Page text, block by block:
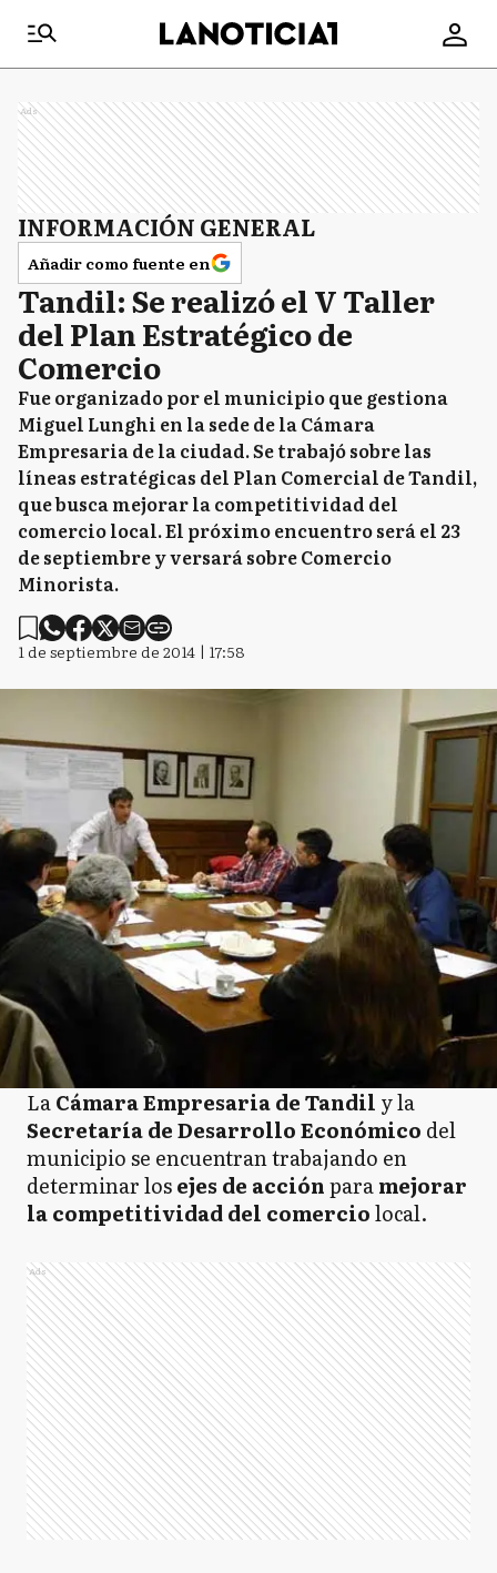
Ads
INFORMACIÓN GENERAL
Añadir como fuente en
Tandil: Se realizó el V Taller
del Plan Estratégico de
Comercio
Fue organizado por el municipio que gestiona
Miguel Lunghi en la sede de la Cámara
Empresaria de la ciudad. Se trabajó sobre las
líneas estratégicas del Plan Comercial de Tandil,
que busca mejorar la competitividad del
comercio local. El próximo encuentro será el 23
de septiembre y versará sobre Comercio
Minorista.
1 de septiembre de 2014 | 17:58
LaCámara Empresaria de Tandil y la
Secretaría de Desarrollo Económico del
municipio se encuentran trabajando en
determinar losejes de acciónparamejorar
la competitividad del comerciolocal.
Ads